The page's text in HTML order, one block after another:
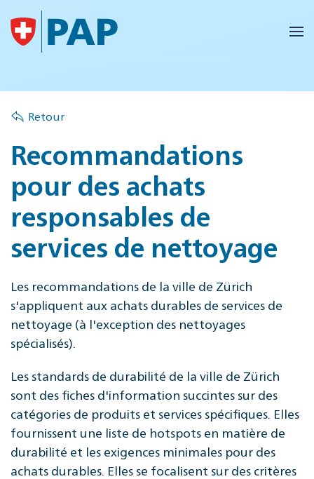
Accéder au contenu principal
Retour
Recommandations
pour des achats
responsables de
services de nettoyage
Les recommandations de la ville de Zürich
s'appliquent aux achats durables de services de
nettoyage (à l'exception des nettoyages
spécialisés).
Les standards de durabilité de la ville de Zürich
sont des fiches d'information succintes sur des
catégories de produits et services spécifiques. Elles
fournissent une liste de hotspots en matière de
durabilité et les exigences minimales pour des
achats durables. Elles se focalisent sur des critères